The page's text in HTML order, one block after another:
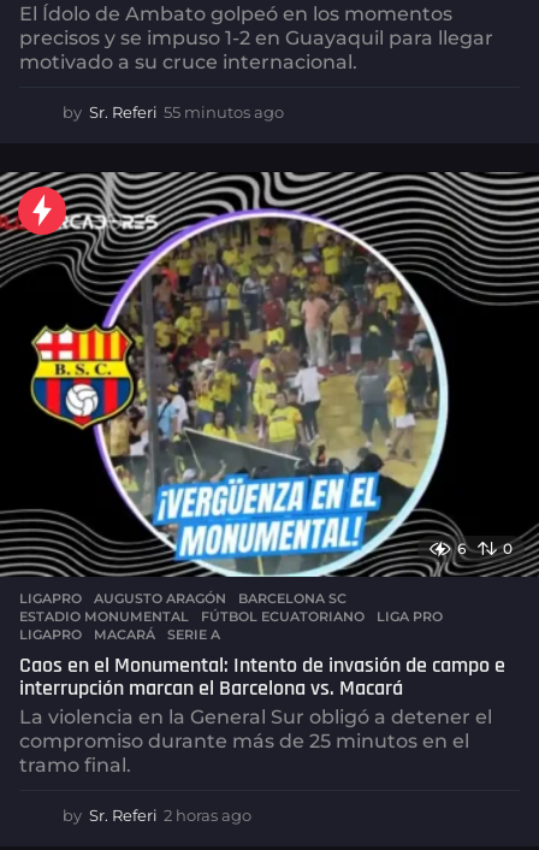
El Ídolo de Ambato golpeó en los momentos
precisos y se impuso 1-2 en Guayaquil para llegar
motivado a su cruce internacional.
by Sr. Referi 55 minutos ago
i
n
u
t
o
s
a
g
o
6 0
LIGAPRO AUGUSTO ARAGÓN ,BARCELONA SC
ESTADIO MONUMENTAL
,FÚTBOL ECUATORIANO ,LIGA PRO
LIGAPRO
,MACARÁ ,SERIE A
Caos en el Monumental: Intento de invasión de campo e
interrupción marcan el Barcelona vs. Macará
La violencia en la General Sur obligó a detener el
compromiso durante más de 25 minutos en el
tramo final.
by Sr. Referi 2 horas ago